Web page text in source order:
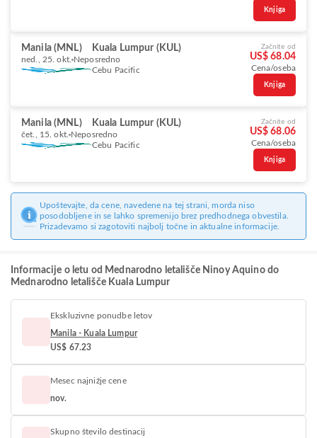
Knjiga
Manila (MNL) Kuala Lumpur (KUL)
ned., 25. okt. Neposredno
Cebu Pacific
Začnite od
US$ 68.04
Cena/oseba
Knjiga
Manila (MNL) Kuala Lumpur (KUL)
čet., 15. okt. Neposredno
Cebu Pacific
Začnite od
US$ 68.06
Cena/oseba
Knjiga
Upoštevajte, da cene, navedene na tej strani, morda niso
posodobljene in se lahko spremenijo brez predhodnega obvestila.
Prizadevamo si zagotoviti najbolj točne in aktualne informacije.
Informacije o letu od Mednarodno letališče Ninoy Aquino do
Mednarodno letališče Kuala Lumpur
Ekskluzivne ponudbe letov
Manila - Kuala Lumpur
US$ 67.23
Mesec najnižje cene
nov.
Skupno število destinacij